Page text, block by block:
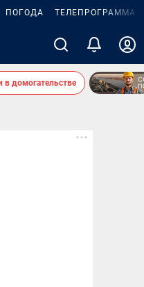
ПОГОДА ТЕЛЕПРОГРАММА
домогательстве